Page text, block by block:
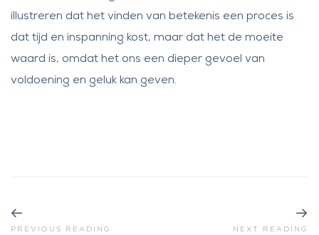
illustreren dat het vinden van betekenis een proces is
dat tijd en inspanning kost, maar dat het de moeite
waard is, omdat het ons een dieper gevoel van
voldoening en geluk kan geven.
PREVIOUS READING NEXT READING